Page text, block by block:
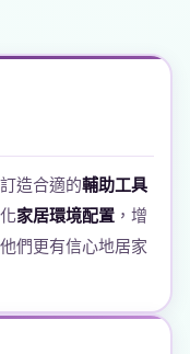
造合適的輔助工具
家居環境配置，增
們更有信心地居家